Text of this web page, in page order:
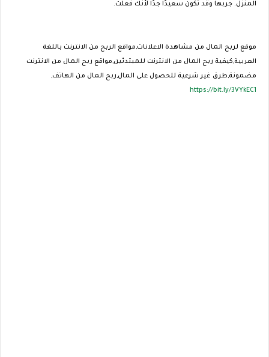
المنزل. جربها وقد تكون سعيدًا جدًا لأنك فعلت.
موقع لربح المال من مشاهدة الاعلانات,مواقع الربح من الانترنت باللغة
العربية,كيفية ربح المال من الانترنت للمبتدئين,مواقع ربح المال من الانترنت
مضمونة,طرق غير شرعية للحصول على المال,ربح المال من الهاتف,
https://bit.ly/3VYkEC1